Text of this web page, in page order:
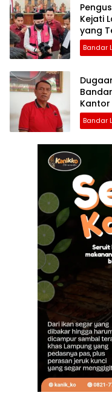
Kejati
yang
Bandar
Kantor
Bandar